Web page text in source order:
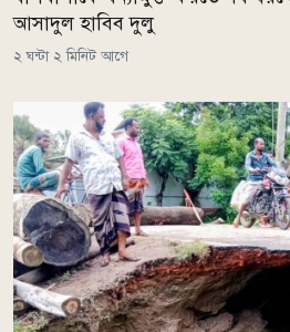
আসাদুল হাবিব দুলু
২ ঘন্টা ২ মিনিট আগে